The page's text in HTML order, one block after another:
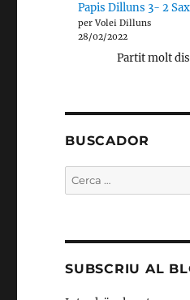
Papis Dilluns 3- 2
per Volei Dilluns
28/02/2022
Partit molt
BUSCADOR
Cerca:
SUBSCRIU AL